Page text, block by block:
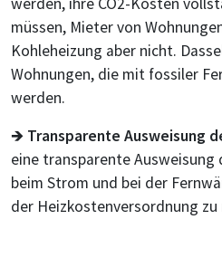
müssen, Mieter von
Kohleheizung aber nicht.
Wohnungen, die mit fossiler
werden.
🡺 Transparente Ausweisung
eine transparente Ausweisung
beim Strom und bei der
der Heizkostenversordnung zu